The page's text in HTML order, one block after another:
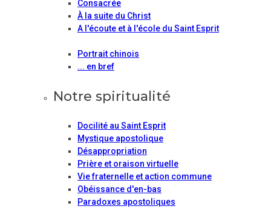
Consacrée
À la suite du Christ
A l'écoute et à l'école du Saint Esprit
Portrait chinois
... en bref
Notre spiritualité
Docilité au Saint Esprit
Mystique apostolique
Désappropriation
Prière et oraison virtuelle
Vie fraternelle et action commune
Obéissance d'en-bas
Paradoxes apostoliques